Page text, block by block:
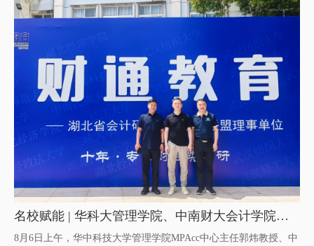
名校赋能 | 华科大管理学院、中南财大会计学院领导莅临财通MPAcc暑期集训基地分享指导
8月6日上午，华中科技大学管理学院MPAcc中心主任郭炜教授、中